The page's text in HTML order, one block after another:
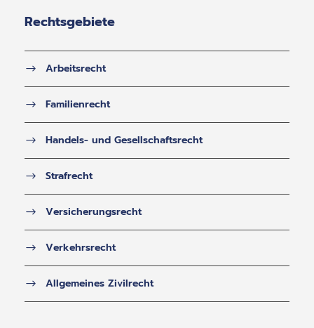
Rechtsgebiete
Arbeitsrecht
Familienrecht
Handels- und Gesellschaftsrecht
Strafrecht
Versicherungsrecht
Verkehrsrecht
Allgemeines Zivilrecht